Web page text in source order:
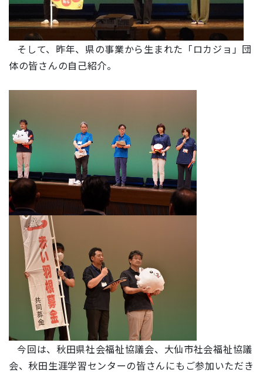
そして、昨年、県の事業から生まれた「ロカジョ」団
体の皆さんの自己紹介。
今回は、秋田県社会福祉協議会、大仙市社会福祉協議
会、秋田生涯学習センターの皆さんにもご参加いただき